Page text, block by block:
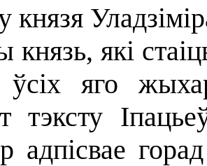
князя
князь, які
ўсіх яго
тэксту
адпісвае